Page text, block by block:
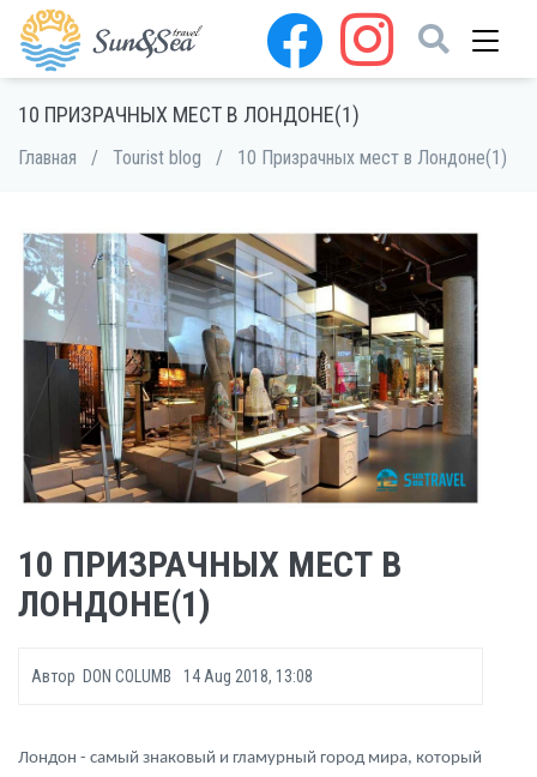
10 ПРИЗРАЧНЫХ МЕСТ В ЛОНДОНЕ(1)
Главная / Tourist blog / 10 Призрачных мест в Лондоне(1)
10 ПРИЗРАЧНЫХ МЕСТ В
ЛОНДОНЕ(1)
Автор DON COLUMB 14 Aug 2018, 13:08
Лондон - самый знаковый и гламурный город мира, который